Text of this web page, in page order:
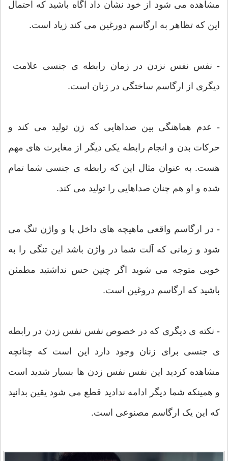
مشاهده می شود از خود نشان داد آگاه باشید که احتمال
این که تظاهر به ارگاسم دورغین می کند زیاد است.
- نفس نفس نزدن در زمان رابطه ی جنسی علامت
دیگری از ارگاسم ساختگی در زنان است.
- عدم هماهنگی بین صداهایی که زن تولید می کند و
حرکات بدن و انجام رابطه یکی ديگر از مغایرت های مهم
هست. به عنوان مثال این که رابطه ی جنسی شما تمام
شده و او هم چنان صداهایی را تولید می کند.
- در ارگاسم واقعی ماهیچه های داخل پا و واژن تنگ می
شود و زمانی که آلت شما در واژن باشد این تنگی را به
خوبی متوجه می شوید اگر چنين حس نداشتید مطمئن
باشید که ارگاسم دروغین است.
- نکته ی دیگری که در خصوص نفس نفس زدن در رابطه
ی جنسی برای زنان وجود دارد این است که چنانچه
مشاهده کردید این نفس نفس زدن ها بسیار شدید است
و همینکه شما ديگر ادامه ندادید قطع می شود یقین بدانید
که این یک ارگاسم مصنوعی است.